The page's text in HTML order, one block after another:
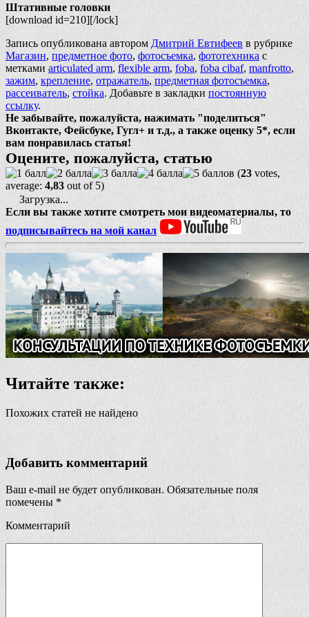
Штативные головки
[download id=210][/lock]
Запись опубликована автором Дмитрий Евтифеев в рубрике
Магазин, предметное фото, фотосъемка,фототехника с
метками articulated arm, flexible arm, foba, foba cibaf, manfrotto,
зажим, крепление, отражатель, предметная фотосъемка,
рассеиватель, стойка. Добавьте в закладки постоянную
ссылку.
Не забывайте, пожалуйста, нажимать "поделиться"
Вконтакте, Фейсбуке, Гугл+ и т.д., а также оценку 5*, если
вам понравилась статья!
Оцените, пожалуйста, статью
(23 votes,
average: 4,83 out of 5)
Загрузка...
Если вы также хотите смотреть мои видеоматериалы, то
подписывайтесь на мой канал
Читайте также:
Похожих статей не найдено
Добавить комментарий
Ваш e-mail не будет опубликован. Обязательные поля
помечены *
Комментарий